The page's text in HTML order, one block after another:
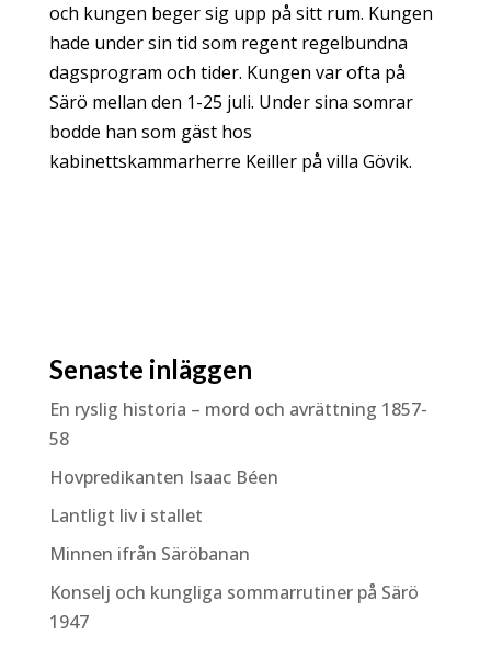
och kungen beger sig upp på sitt rum. Kungen
hade under sin tid som regent regelbundna
dagsprogram och tider. Kungen var ofta på
Särö mellan den 1-25 juli. Under sina somrar
bodde han som gäst hos
kabinettskammarherre Keiller på villa Gövik.
Senaste inläggen
En ryslig historia – mord och avrättning 1857-
58
Hovpredikanten Isaac Béen
Lantligt liv i stallet
Minnen ifrån Säröbanan
Konselj och kungliga sommarrutiner på Särö
1947